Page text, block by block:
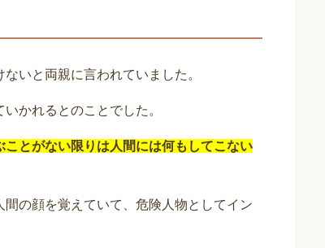
いと両親に言われていました。
かれるとのことでした。
ことがない限りは人間には何もしてこない
の顔を覚えていて、危険人物としてイン